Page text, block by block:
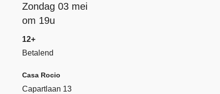
Zondag 03 mei
om 19u
12+
Betalend
Casa Rocio
Capartlaan 13